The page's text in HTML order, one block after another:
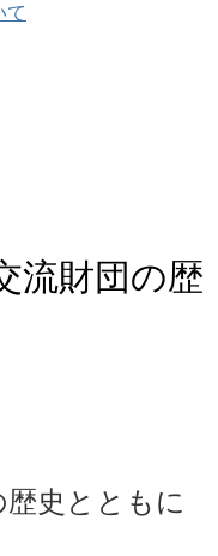
て
流財団の歴
史とともに